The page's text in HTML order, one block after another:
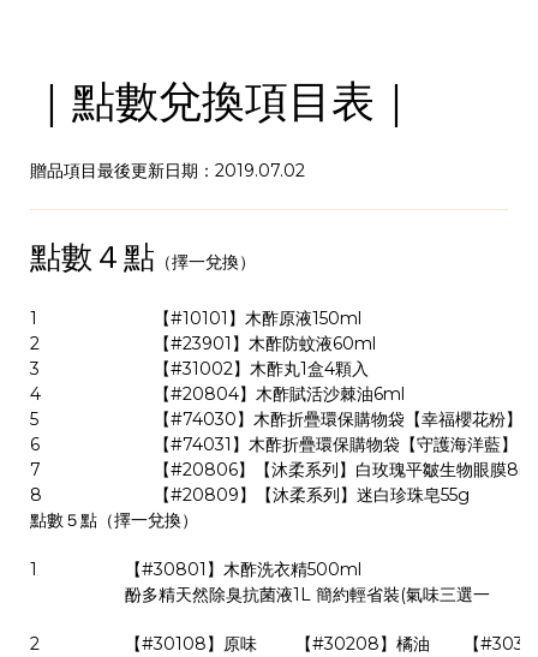
｜點數兌換項目表｜
贈品項目最後更新日期：2019.07.02
點數４點 （擇一兌換）
1
【#10101】木酢原液150ml
2
【#23901】木酢防蚊液60ml
3
【#31002】木酢丸1盒4顆入
4
【#20804】木酢賦活沙棘油6ml
5
【#74030】木酢折疊環保購物袋【幸福櫻花粉】
6
【#74031】木酢折疊環保購物袋【守護海洋藍】
7
【#20806】【沐柔系列】白玫瑰平皺生物眼膜
8
【#20809】【沐柔系列】迷白珍珠皂55g
點數５點 （擇一兌換）
1 【#30801】木酢洗衣精500ml
2
酚多精天然除臭抗菌液1L 簡約輕省裝(氣味三選一
【#30108】原味 【#30208】橘油 【